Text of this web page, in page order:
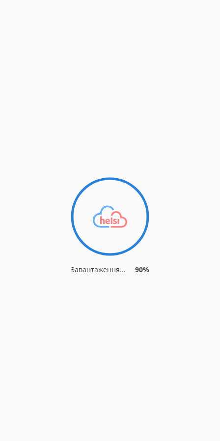
Завантаження... 90%